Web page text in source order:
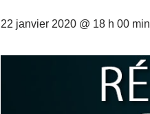
22 janvier 2020 @ 18 h 00 min